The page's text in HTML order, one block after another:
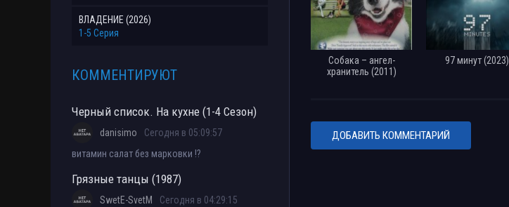
Собака – ангел-
хранитель (2011)
97 минут (2023)
ДОБАВИТЬ КОММЕНТАРИЙ
ВЛАДЕНИЕ (2026)
1-5 Серия
КОММЕНТИРУЮТ
Черный список. На кухне (1-4 Сезон)
danisimo
Сегодня в 05:09:57
витамин салат без марковки !?
Грязные танцы (1987)
SwetE-SvetM
Сегодня в 04:29:15